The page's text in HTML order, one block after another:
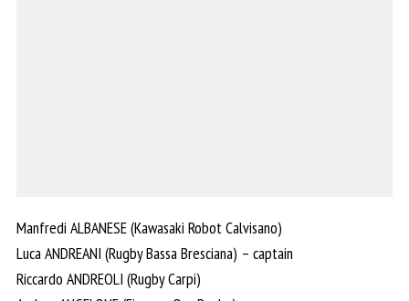
Manfredi ALBANESE (Kawasaki Robot Calvisano)
Luca ANDREANI (Rugby Bassa Bresciana) – captain
Riccardo ANDREOLI (Rugby Carpi)